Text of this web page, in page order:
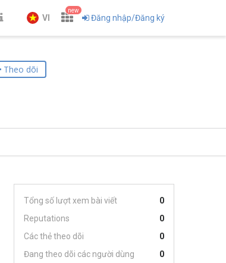
VI
new
Đăng nhập/Đăng ký
Theo dõi
Tổng số lượt xem bài viết
0
Reputations
0
Các thẻ theo dõi
0
Đang theo dõi các người dùng
0